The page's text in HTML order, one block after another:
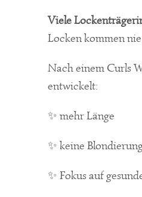
Viele
Locken kommen
Nach einem Curls
entwickelt:
✨ mehr Länge
✨ keine
✨ Fokus auf